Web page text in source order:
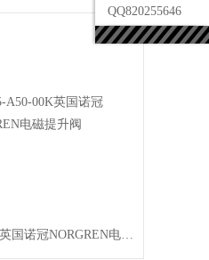
SXE9675-A50-00K英国诺冠NORGREN电磁提升阀
QQ820255646